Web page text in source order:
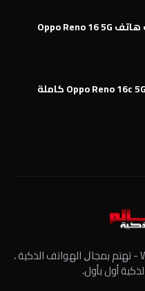
مواصفات وميزات هاتف Oppo Reno 16 5G
عالم الهواتف الذكية World of Mobile - ﺗﻬﺘﻢ ﺑﻤﺠﺎﻝ الهواتف الذكية ،
أول بأول،